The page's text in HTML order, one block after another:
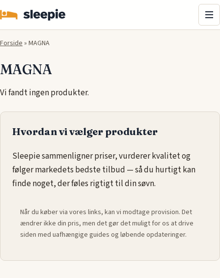
Forside» MAGNA
MAGNA
Vi fandt ingen produkter.
Hvordan vi vælger produkter
Sleepie sammenligner priser, vurderer kvalitet og
følger markedets bedste tilbud — så du hurtigt kan
finde noget, der føles rigtigt til din søvn.
Når du køber via vores links, kan vi modtage provision. Det
ændrer ikke din pris, men det gør det muligt for os at drive
siden med uafhængige guides og løbende opdateringer.